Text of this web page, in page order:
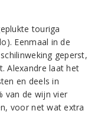
touriga
Eenmaal in de
geperst,
Alexandre laat het
en deels in
van de wijn vier
voor net wat extra